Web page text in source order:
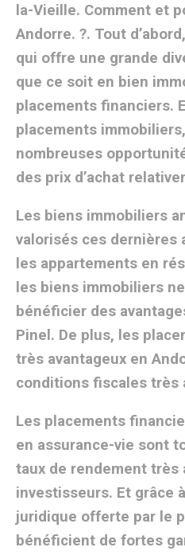
la-Vieille. Comment et
Andorre. ?. Tout
qui offre une grande
que ce soit en bien
placements financiers.
placements
nombreuses
des prix d’achat
Les biens immobiliers
valorisés ces dernières
les appartements en
les biens immobiliers
bénéficier des
Pinel. De plus, les
très avantageux en
conditions fiscales très
Les placements
en assurance-vie sont
taux de rendement
investisseurs. Et grâce
juridique offerte par le
bénéficient de fortes